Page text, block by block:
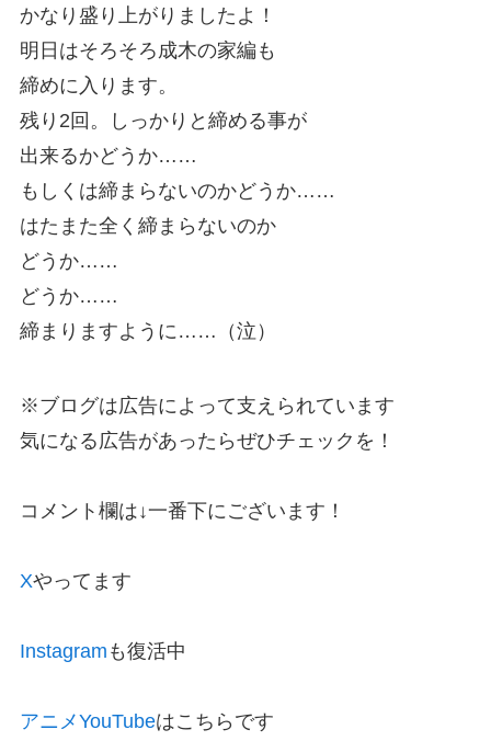
かなり盛り上がりましたよ！
明日はそろそろ成木の家編も
締めに入ります。
残り2回。しっかりと締める事が
出来るかどうか……
もしくは締まらないのかどうか……
はたまた全く締まらないのか
どうか……
どうか……
締まりますように……（泣）
※ブログは広告によって支えられています
気になる広告があったらぜひチェックを！
コメント欄は↓一番下にございます！
Xやってます
Instagram も復活中
アニメYouTubeはこちらです